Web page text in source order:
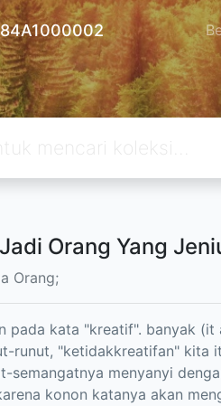
Orang Yang
Orang;
pada kata "kreatif". banyak
runut, "ketidakkreatifan" kita
semangatnya menyanyi
konon katanya akan